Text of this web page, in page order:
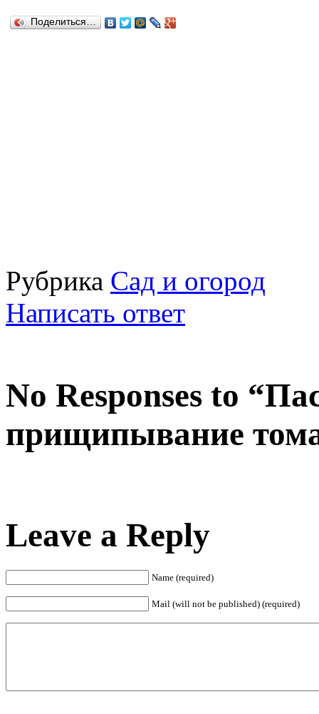
Поделиться…
Рубрика Сад и огород
Написать ответ
No Responses to
прищипывание
Leave a Reply
Name (required)
Mail (will not be published) (required)